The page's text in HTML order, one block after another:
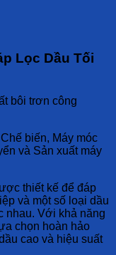
Lọc Dầu Tối
bôi trơn công
biến, Máy móc
và Sản xuất máy
thiết kế để đáp
và một số loại dầu
nhau. Với khả năng
chọn hoàn hảo
cao và hiệu suất